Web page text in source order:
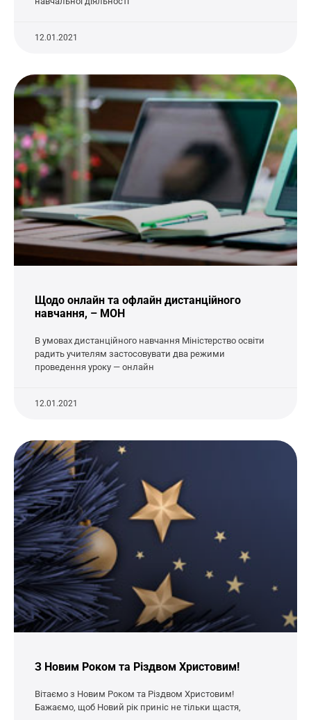
12.01.2021
Щодо онлайн та офлайн дистанційного
навчання, – МОН
В умовах дистанційного навчання Міністерство освіти
радить учителям застосовувати два режими
проведення уроку — онлайн
12.01.2021
З Новим Роком та Різдвом Христовим!
Вітаємо з Новим Роком та Різдвом Христовим!
Бажаємо, щоб Новий рік приніс не тільки щастя,